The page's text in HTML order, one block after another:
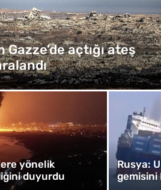
açtığı ateş
yönelik
duyurdu
Rusya:
gemisini